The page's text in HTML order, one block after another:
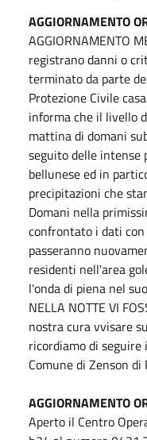
AGGIORNAMENTO
AGGIORNAMENTO
registrano danni o
terminato da parte
Protezione Civile
informa che il livello
mattina di domani
seguito delle intense
bellunese ed in
precipitazioni che
Domani nella
confrontato i dati
passeranno
residenti nell'area
l'onda di piena nel
NELLA NOTTE VI
nostra cura vvisare
ricordiamo di
Comune di Zenson di
AGGIORNAMENTO
Aperto il Centro